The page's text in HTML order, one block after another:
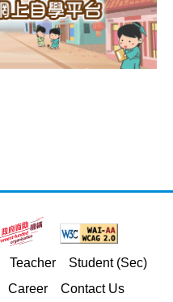
Teacher
Student (Sec)
Career
Contact Us